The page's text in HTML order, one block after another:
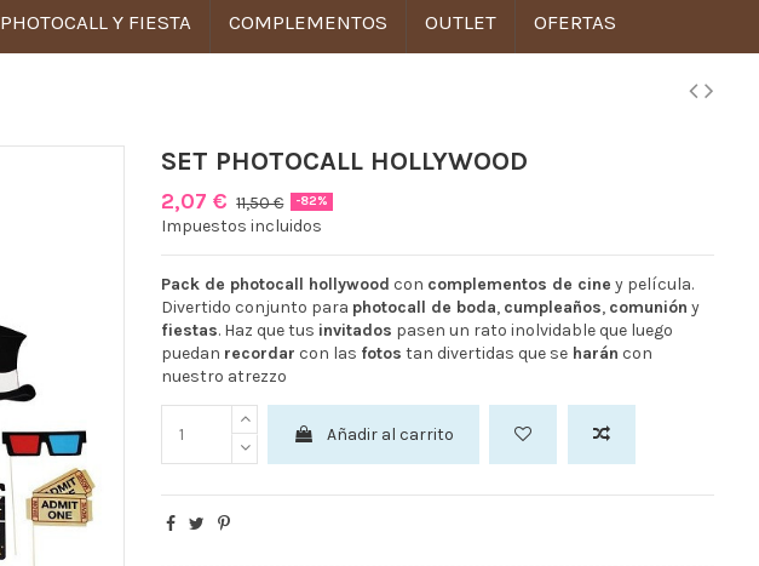
PHOTOCALL Y FIESTA COMPLEMENTOS OUTLET OFERTAS
SET PHOTOCALL HOLLYWOOD
2,07 € 11,50 € -82%
Impuestos incluidos
Pack de photocall hollywood con complementos de cine y película.
Divertido conjunto para photocall de boda, cumpleaños, comunión y
fiestas. Haz que tus invitados pasen un rato inolvidable que luego
puedan recordar con las fotos tan divertidas que seharán con
nuestro atrezzo
Añadir al carrito